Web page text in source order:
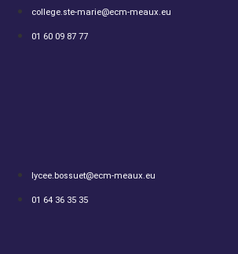
college.ste-marie@ecm-meaux.eu
01 60 09 87 77
lycee.bossuet@ecm-meaux.eu
01 64 36 35 35